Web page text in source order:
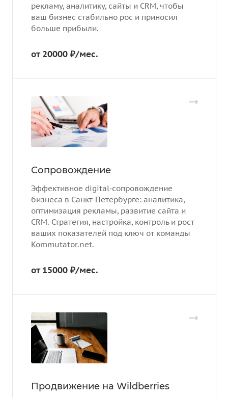
рекламу, аналитику, сайты и CRM, чтобы
ваш бизнес стабильно рос и приносил
больше прибыли.
от 20000 ₽/мес.
Сопровождение
Эффективное digital‑сопровождение
бизнеса в Санкт-Петербурге: аналитика,
оптимизация рекламы, развитие сайта и
CRM. Стратегия, настройка, контроль и рост
ваших показателей под ключ от команды
Kommutator.net.
от 15000 ₽/мес.
Продвижение на Wildberries